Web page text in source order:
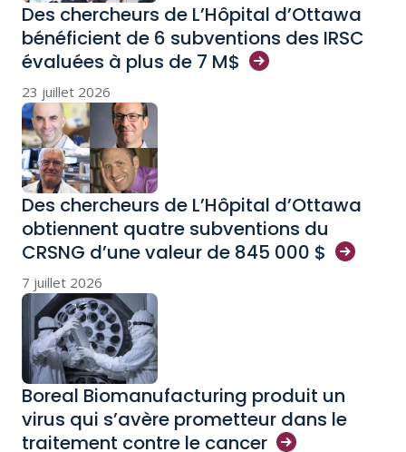
Des chercheurs de L’Hôpital d’Ottawa
bénéficient de 6 subventions des IRSC
évaluées à plus de 7 M$
23 juillet 2026
Des chercheurs de L’Hôpital d’Ottawa
obtiennent quatre subventions du
CRSNG d’une valeur de 845 000 $
7 juillet 2026
Boreal Biomanufacturing produit un
virus qui s’avère prometteur dans le
traitement contre le cancer